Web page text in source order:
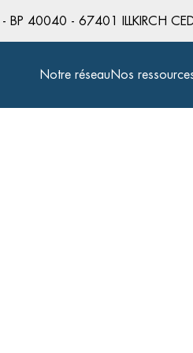
40040 - 67401 ILLKIRCH
Notre réseauNos